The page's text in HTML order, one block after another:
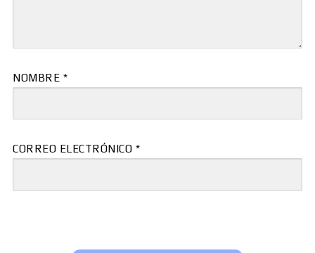
NOMBRE *
CORREO ELECTRÓNICO *